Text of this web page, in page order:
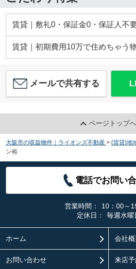
賃貸｜敷礼0・保証金0・保証人不
賃貸｜初期費用10万で住めちゃう
メールで共有する
ページトップへ
大阪市の収益物件｜ライオンズ不動産 > (賃貸)地
ン裕
電話でお問い
営業時間：
10：00～
定休日：
毎週水曜
ホーム 会社
お問い合わせ 来店予